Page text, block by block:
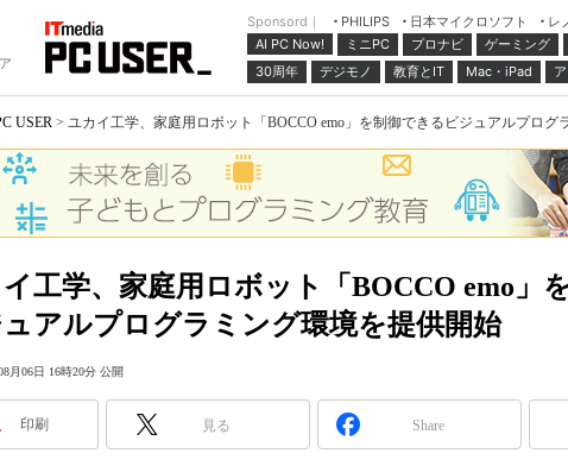
Sponsord｜ PHILIPS 日本マイクロソフト
レ
AI PC Now!
ミニPC プロナビ ゲーミング
30周年
デジモノ 教育とIT Mac・iPad
USER > ユカイ工学、家庭用ロボット「BOCCO emo」を制御できるビジュアルプログ
工学、家庭用ロボット「BOCCO emo」
ュアルプログラミング環境を提供開始
月06日 16時20分 公開
印刷 見る Share